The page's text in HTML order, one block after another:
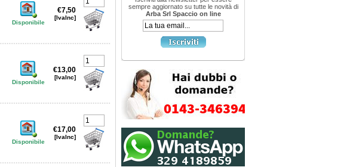
Disponibile
€7,50
[IvaInc]
Disponibile
€13,00
[IvaInc]
Disponibile
€17,00
[IvaInc]
sempre aggiornato su tutte le novità di
Arba Srl Spaccio on line